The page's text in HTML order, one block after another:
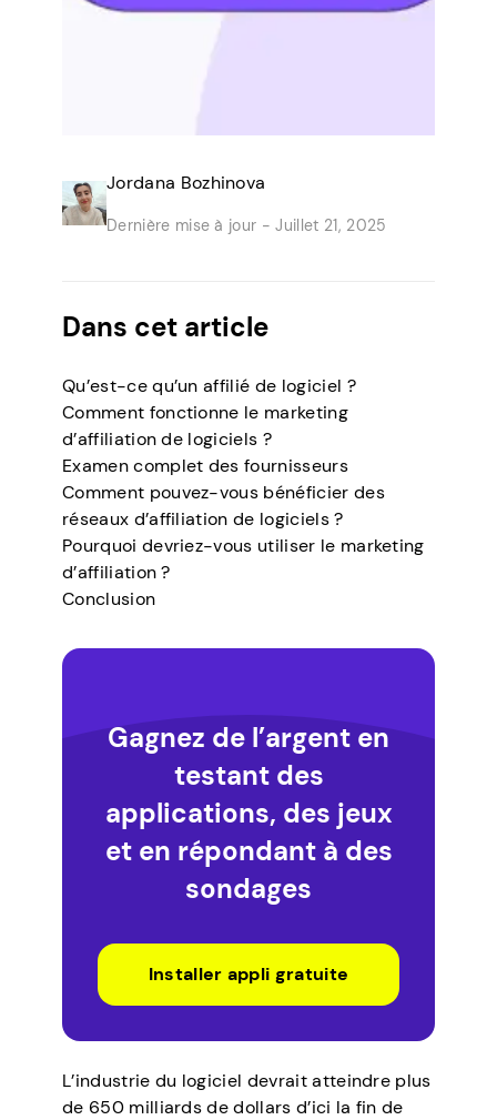
Jordana Bozhinova
Dernière mise à jour - Juillet 21, 2025
Dans cet article
Qu’est-ce qu’un affilié de logiciel ?
Comment fonctionne le marketing
d’affiliation de logiciels ?
Examen complet des fournisseurs
Comment pouvez-vous bénéficier des
réseaux d’affiliation de logiciels ?
Pourquoi devriez-vous utiliser le marketing
d’affiliation ?
Conclusion
Gagnez de l’argent en
testant des
applications, des jeux
et en répondant à des
sondages
Installer appli gratuite
L’industrie du logiciel devrait atteindre plus
de 650 milliards de dollars d’ici la fin de